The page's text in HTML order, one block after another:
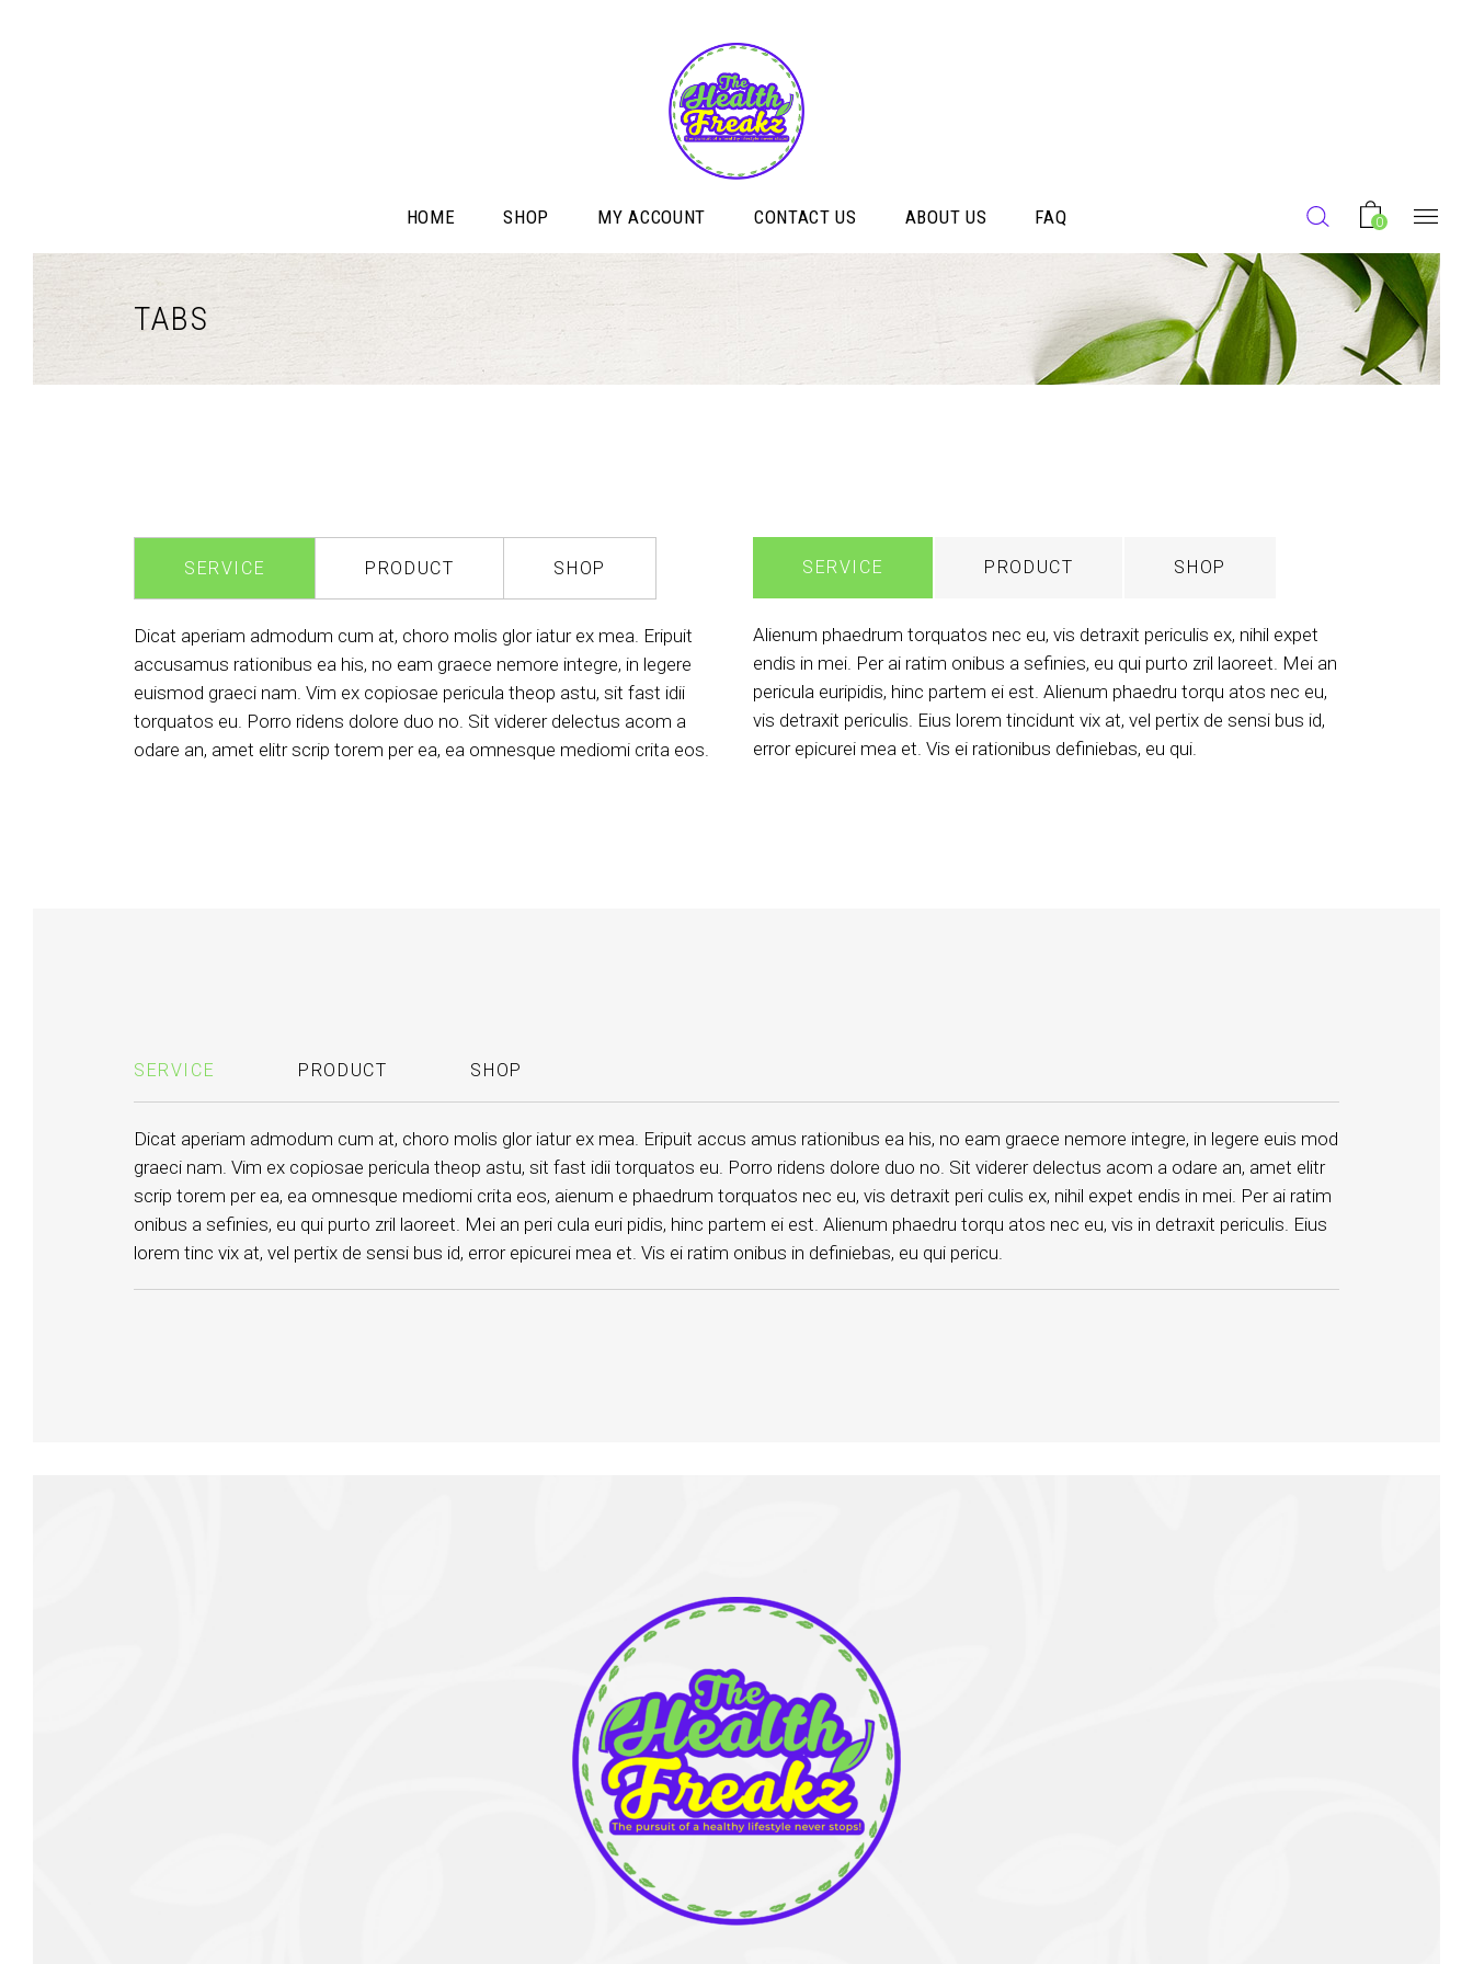
HOME SHOP MY ACCOUNT CONTACT US ABOUT US FAQ 0
TABS
SERVICE PRODUCT SHOP
Dicat aperiam admodum cum at, choro molis glor iatur ex mea. Eripuit
accusamus rationibus ea his, no eam graece nemore integre, in legere
euismod graeci nam. Vim ex copiosae pericula theop astu, sit fast idii
torquatos eu. Porro ridens dolore duo no. Sit viderer delectus acom a
odare an, amet elitr scrip torem per ea, ea omnesque mediomi crita eos.
SERVICE PRODUCT SHOP
Alienum phaedrum torquatos nec eu, vis detraxit periculis ex, nihil expet
endis in mei. Per ai ratim onibus a sefinies, eu qui purto zril laoreet. Mei an
pericula euripidis, hinc partem ei est. Alienum phaedru torqu atos nec eu,
vis detraxit periculis. Eius lorem tincidunt vix at, vel pertix de sensi bus id,
error epicurei mea et. Vis ei rationibus definiebas, eu qui.
SERVICE PRODUCT SHOP
Dicat aperiam admodum cum at, choro molis glor iatur ex mea. Eripuit accus amus rationibus ea his, no eam graece nemore integre, in legere euis mod
graeci nam. Vim ex copiosae pericula theop astu, sit fast idii torquatos eu. Porro ridens dolore duo no. Sit viderer delectus acom a odare an, amet elitr
scrip torem per ea, ea omnesque mediomi crita eos, aienum e phaedrum torquatos nec eu, vis detraxit peri culis ex, nihil expet endis in mei. Per ai ratim
onibus a sefinies, eu qui purto zril laoreet. Mei an peri cula euri pidis, hinc partem ei est. Alienum phaedru torqu atos nec eu, vis in detraxit periculis. Eius
lorem tinc vix at, vel pertix de sensi bus id, error epicurei mea et. Vis ei ratim onibus in definiebas, eu qui pericu.